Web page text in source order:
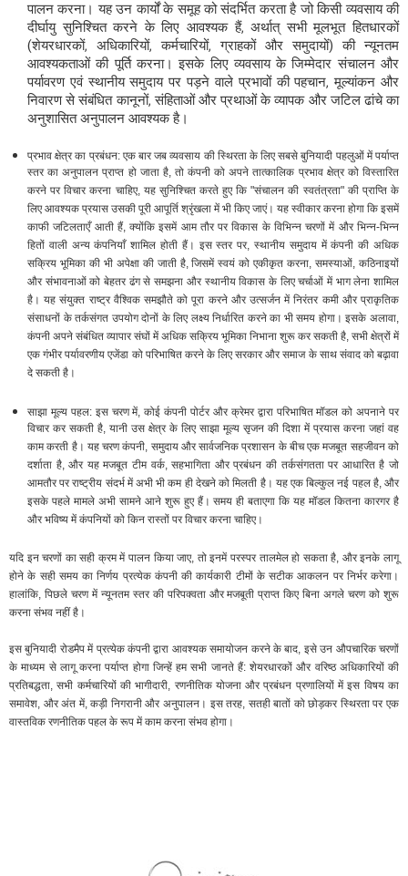
पालन करना। यह उन कार्यों के समूह को संदर्भित करता है जो किसी व्यवसाय की
दीर्घायु सुनिश्चित करने के लिए आवश्यक हैं, अर्थात् सभी मूलभूत हितधारकों
(शेयरधारकों, अधिकारियों, कर्मचारियों, ग्राहकों और समुदायों) की न्यूनतम
आवश्यकताओं की पूर्ति करना। इसके लिए व्यवसाय के जिम्मेदार संचालन और
पर्यावरण एवं स्थानीय समुदाय पर पड़ने वाले प्रभावों की पहचान, मूल्यांकन और
निवारण से संबंधित कानूनों, संहिताओं और प्रथाओं के व्यापक और जटिल ढांचे का
अनुशासित अनुपालन आवश्यक है।
प्रभाव क्षेत्र का प्रबंधन: एक बार जब व्यवसाय की स्थिरता के लिए सबसे बुनियादी पहलुओं में पर्याप्त
स्तर का अनुपालन प्राप्त हो जाता है, तो कंपनी को अपने तात्कालिक प्रभाव क्षेत्र को विस्तारित
करने पर विचार करना चाहिए, यह सुनिश्चित करते हुए कि "संचालन की स्वतंत्रता" की प्राप्ति के
लिए आवश्यक प्रयास उसकी पूरी आपूर्ति श्रृंखला में भी किए जाएं। यह स्वीकार करना होगा कि इसमें
काफी जटिलताएँ आती हैं, क्योंकि इसमें आम तौर पर विकास के विभिन्न चरणों में और भिन्न-भिन्न
हितों वाली अन्य कंपनियाँ शामिल होती हैं। इस स्तर पर, स्थानीय समुदाय में कंपनी की अधिक
सक्रिय भूमिका की भी अपेक्षा की जाती है, जिसमें स्वयं को एकीकृत करना, समस्याओं, कठिनाइयों
और संभावनाओं को बेहतर ढंग से समझना और स्थानीय विकास के लिए चर्चाओं में भाग लेना शामिल
है। यह संयुक्त राष्ट्र वैश्विक समझौते को पूरा करने और उत्सर्जन में निरंतर कमी और प्राकृतिक
संसाधनों के तर्कसंगत उपयोग दोनों के लिए लक्ष्य निर्धारित करने का भी समय होगा। इसके अलावा,
कंपनी अपने संबंधित व्यापार संघों में अधिक सक्रिय भूमिका निभाना शुरू कर सकती है, सभी क्षेत्रों में
एक गंभीर पर्यावरणीय एजेंडा को परिभाषित करने के लिए सरकार और समाज के साथ संवाद को बढ़ावा
दे सकती है।
साझा मूल्य पहल: इस चरण में, कोई कंपनी पोर्टर और क्रेमर द्वारा परिभाषित मॉडल को अपनाने पर
विचार कर सकती है, यानी उस क्षेत्र के लिए साझा मूल्य सृजन की दिशा में प्रयास करना जहां वह
काम करती है। यह चरण कंपनी, समुदाय और सार्वजनिक प्रशासन के बीच एक मजबूत सहजीवन को
दर्शाता है, और यह मजबूत टीम वर्क, सहभागिता और प्रबंधन की तर्कसंगतता पर आधारित है जो
आमतौर पर राष्ट्रीय संदर्भ में अभी भी कम ही देखने को मिलती है। यह एक बिल्कुल नई पहल है, और
इसके पहले मामले अभी सामने आने शुरू हुए हैं। समय ही बताएगा कि यह मॉडल कितना कारगर है
और भविष्य में कंपनियों को किन रास्तों पर विचार करना चाहिए।
यदि इन चरणों का सही क्रम में पालन किया जाए, तो इनमें परस्पर तालमेल हो सकता है, और इनके लागू
होने के सही समय का निर्णय प्रत्येक कंपनी की कार्यकारी टीमों के सटीक आकलन पर निर्भर करेगा।
हालांकि, पिछले चरण में न्यूनतम स्तर की परिपक्वता और मजबूती प्राप्त किए बिना अगले चरण को शुरू
करना संभव नहीं है।
इस बुनियादी रोडमैप में प्रत्येक कंपनी द्वारा आवश्यक समायोजन करने के बाद, इसे उन औपचारिक चरणों
के माध्यम से लागू करना पर्याप्त होगा जिन्हें हम सभी जानते हैं: शेयरधारकों और वरिष्ठ अधिकारियों की
प्रतिबद्धता, सभी कर्मचारियों की भागीदारी, रणनीतिक योजना और प्रबंधन प्रणालियों में इस विषय का
समावेश, और अंत में, कड़ी निगरानी और अनुपालन। इस तरह, सतही बातों को छोड़कर स्थिरता पर एक
वास्तविक रणनीतिक पहल के रूप में काम करना संभव होगा।